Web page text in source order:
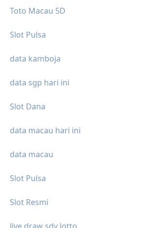
Toto Macau 5D
Slot Pulsa
data kamboja
data sgp hari ini
Slot Dana
data macau hari ini
data macau
Slot Pulsa
Slot Resmi